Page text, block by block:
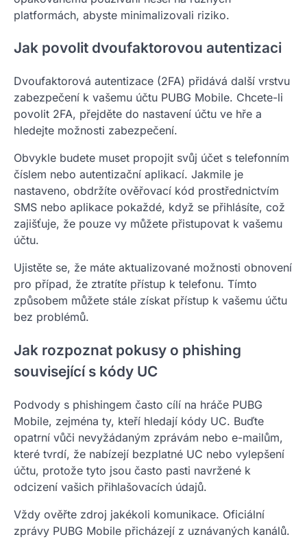
platformách, abyste minimalizovali riziko.
Jak povolit dvoufaktorovou autentizaci
Dvoufaktorová autentizace (2FA) přidává další vrstvu
zabezpečení k vašemu účtu PUBG Mobile. Chcete-li
povolit 2FA, přejděte do nastavení účtu ve hře a
hledejte možnosti zabezpečení.
Obvykle budete muset propojit svůj účet s telefonním
číslem nebo autentizační aplikací. Jakmile je
nastaveno, obdržíte ověřovací kód prostřednictvím
SMS nebo aplikace pokaždé, když se přihlásíte, což
zajišťuje, že pouze vy můžete přistupovat k vašemu
účtu.
Ujistěte se, že máte aktualizované možnosti obnovení
pro případ, že ztratíte přístup k telefonu. Tímto
způsobem můžete stále získat přístup k vašemu účtu
bez problémů.
Jak rozpoznat pokusy o phishing
související s kódy UC
Podvody s phishingem často cílí na hráče PUBG
Mobile, zejména ty, kteří hledají kódy UC. Buďte
opatrní vůči nevyžádaným zprávám nebo e-mailům,
které tvrdí, že nabízejí bezplatné UC nebo vylepšení
účtu, protože tyto jsou často pasti navržené k
odcizení vašich přihlašovacích údajů.
Vždy ověřte zdroj jakékoli komunikace. Oficiální
zprávy PUBG Mobile přicházejí z uznávaných kanálů.